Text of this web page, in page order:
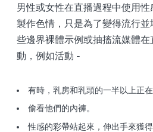
男性或女性在直播過程中使用
製作色情，只是為了變得流行
些邊界裸體示例或抽搐流媒體
動，例如活動 -
有時，乳房和乳頭的一半以上正在
偷看他們的內褲。
性感的彩帶站起來，伸出手來獲